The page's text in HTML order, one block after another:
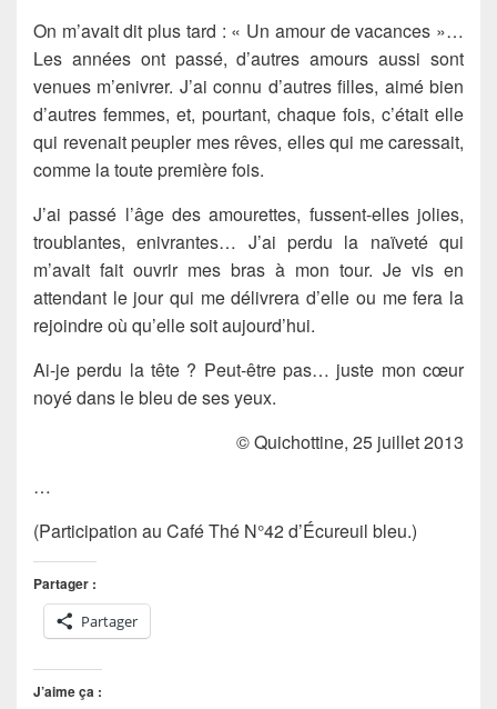
On m’avait dit plus tard : « Un amour de vacances »…
Les années ont passé, d’autres amours aussi sont
venues m’enivrer. J’ai connu d’autres filles, aimé bien
d’autres femmes, et, pourtant, chaque fois, c’était elle
qui revenait peupler mes rêves, elles qui me caressait,
comme la toute première fois.
J’ai passé l’âge des amourettes, fussent-elles jolies,
troublantes, enivrantes… J’ai perdu la naïveté qui
m’avait fait ouvrir mes bras à mon tour. Je vis en
attendant le jour qui me délivrera d’elle ou me fera la
rejoindre où qu’elle soit aujourd’hui.
Ai-je perdu la tête ? Peut-être pas… juste mon cœur
noyé dans le bleu de ses yeux.
© Quichottine, 25 juillet 2013
…
(Participation au Café Thé N°42 d’Écureuil bleu.)
Partager :
Partager
J’aime ça :